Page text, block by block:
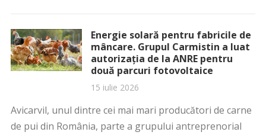
Energie solară pentru fabricile de
mâncare. Grupul Carmistin a luat
autorizația de la ANRE pentru
două parcuri fotovoltaice
15 iulie 2026
Avicarvil, unul dintre cei mai mari producători de carne
de pui din România, parte a grupului antreprenorial